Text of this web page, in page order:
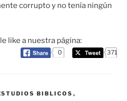
corrupto y no tenía ningún
like a nuestra página:
0 371
BIBLICOS ,